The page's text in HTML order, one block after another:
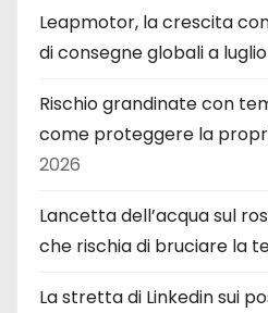
Leapmotor, la crescita
di consegne globali a
Rischio grandinate con
come proteggere la
2026
Lancetta dell’acqua sul
che rischia di bruciare la
La stretta di Linkedin sui